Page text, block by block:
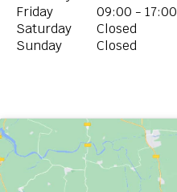
Friday
09:00 - 17:00
Saturday
Closed
Sunday
Closed